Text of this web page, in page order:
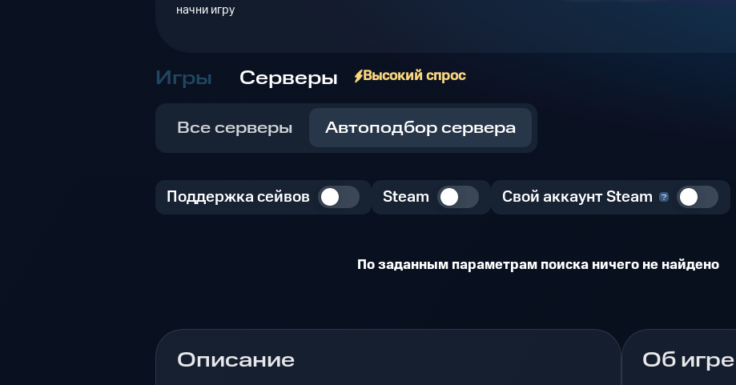
начни игру
Игры Серверы Высокий спрос
Все серверы Автоподбор сервера
Поддержка сейвов Steam Свой аккаунт Steam
По заданным параметрам поиска ничего не найдено
Описание Об игре